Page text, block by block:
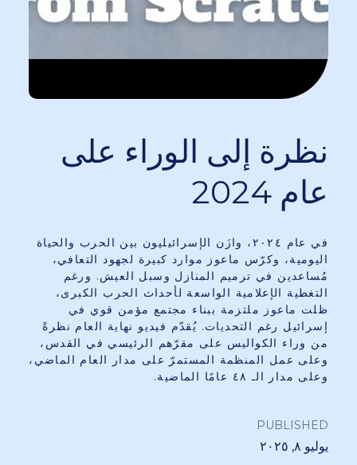
نظرة إلى الوراء على
عام 2024
في عام ٢٠٢٤، وازَن الإسرائيليون بين الحرب والحياة
اليومية، وكرّس ماعوز موارد كبيرة لجهود التعافي،
مُساعدين في ترميم المنازل وسبل العيش. ورغم
التغطية الإعلامية الواسعة لأحداث الحرب الكبرى،
ظلت ماعوز ملتزمة ببناء مجتمع مؤمن قوي في
إسرائيل رغم التحديات. يُقدّم فيديو نهاية العام نظرةً
من وراء الكواليس على مقرّهم الرئيسي في القدس،
وعلى عمل المنظمة المستمرّ على مدار العام الماضي،
وعلى مدار الـ ٤٨ عامًا الماضية.
PUBLISHED
يوليو ٨, ٢٠٢٥